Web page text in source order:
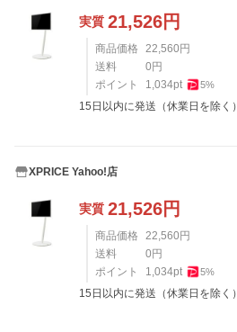
実質 21,526円
商品価格 22,560 円
送料
0 円
ポイント
1,034pt 5%
15日以内に発送（休業日を除く）
XPRICE Yahoo!店
実質 21,526円
商品価格 22,560 円
送料
0 円
ポイント
1,034pt 5%
15日以内に発送（休業日を除く）